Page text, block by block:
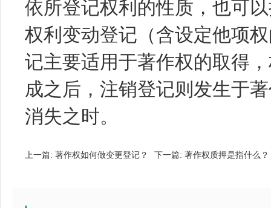
依所登记权利的性质，也可
权利变动登记（含设定他项
记主要适用于著作权的取得
成之后，注销登记则发生于
消失之时。
上一篇: 著作权如何做变更登记？ 下一篇: 著作权质押是指什么？